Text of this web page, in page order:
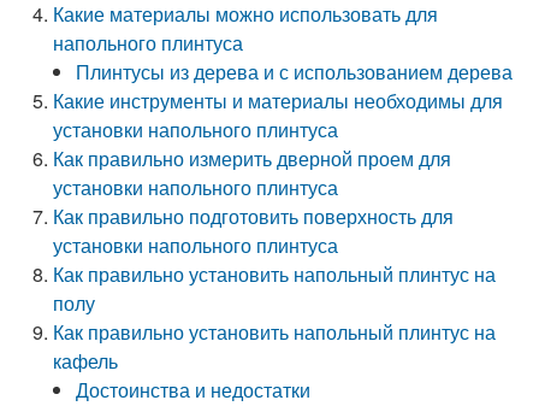
Какие материалы можно использовать для
напольного плинтуса
Плинтусы из дерева и с использованием дерева
Какие инструменты и материалы необходимы для
установки напольного плинтуса
Как правильно измерить дверной проем для
установки напольного плинтуса
Как правильно подготовить поверхность для
установки напольного плинтуса
Как правильно установить напольный плинтус на
полу
Как правильно установить напольный плинтус на
кафель
Достоинства и недостатки